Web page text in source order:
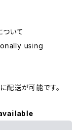
いて
using
配送が可能です。